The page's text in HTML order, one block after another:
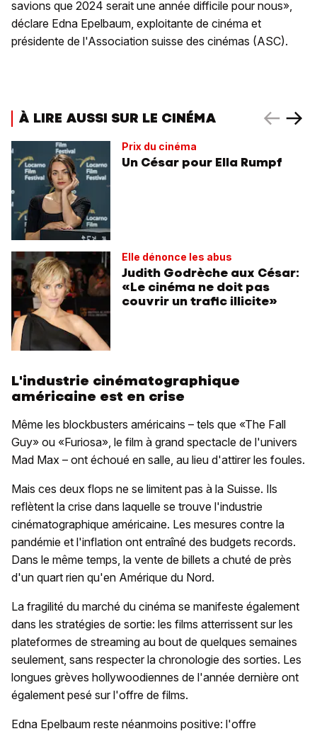
savions que 2024 serait une année difficile pour nous»,
déclare Edna Epelbaum, exploitante de cinéma et
présidente de l'Association suisse des cinémas (ASC).
À LIRE AUSSI SUR LE CINÉMA
Prix du cinéma
Un César pour Ella Rumpf
Elle dénonce les abus
Judith Godrèche aux César:
«Le cinéma ne doit pas
couvrir un trafic illicite»
L'industrie cinématographique
américaine est en crise
Même les blockbusters américains – tels que «The Fall
Guy» ou «Furiosa», le film à grand spectacle de l'univers
Mad Max – ont échoué en salle, au lieu d'attirer les foules.
Mais ces deux flops ne se limitent pas à la Suisse. Ils
reflètent la crise dans laquelle se trouve l'industrie
cinématographique américaine. Les mesures contre la
pandémie et l'inflation ont entraîné des budgets records.
Dans le même temps, la vente de billets a chuté de près
d'un quart rien qu'en Amérique du Nord.
La fragilité du marché du cinéma se manifeste également
dans les stratégies de sortie: les films atterrissent sur les
plateformes de streaming au bout de quelques semaines
seulement, sans respecter la chronologie des sorties. Les
longues grèves hollywoodiennes de l'année dernière ont
également pesé sur l'offre de films.
Edna Epelbaum reste néanmoins positive: l'offre